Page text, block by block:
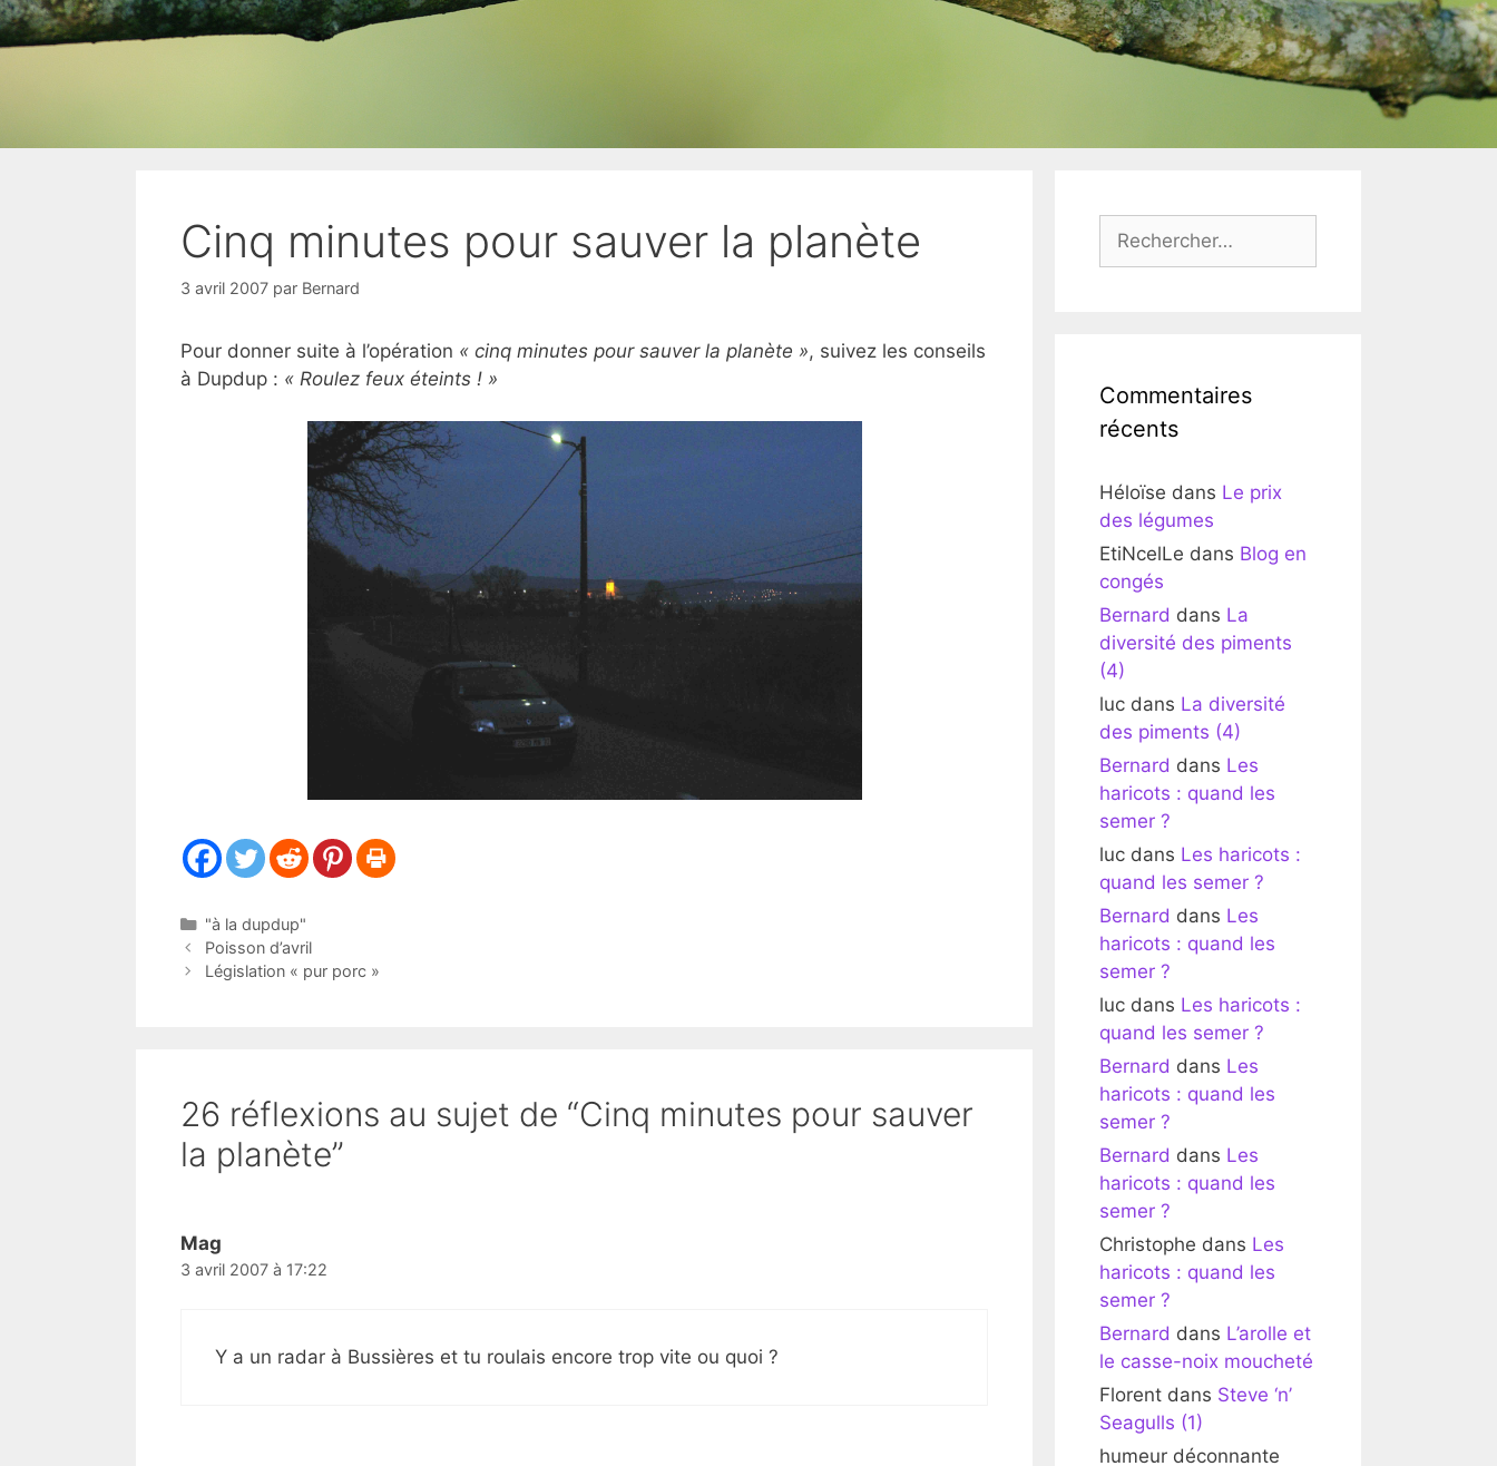
Cinq minutes pour sauver la planète
3 avril 2007 par Bernard
Pour donner suite à l’opération « cinq minutes pour sauver la planète », suivez les conseils
à Dupdup : « Roulez feux éteints ! »
Catégories
"à la dupdup"
Poisson d’avril
Législation « pur porc »
26 réflexions au sujet de “Cinq minutes pour sauver
la planète”
Mag
3 avril 2007 à 17:22
Y a un radar à Bussières et tu roulais encore trop vite ou quoi ?
Commentaires
récents
Héloïse dans Le prix
des légumes
EtiNcelLe dans Blog en
congés
Bernard dans La
diversité des piments
(4)
luc dans La diversité
des piments (4)
Bernard dans Les
haricots : quand les
semer ?
luc dans Les haricots :
quand les semer ?
Bernard dans Les
haricots : quand les
semer ?
luc dans Les haricots :
quand les semer ?
Bernard dans Les
haricots : quand les
semer ?
Bernard dans Les
haricots : quand les
semer ?
Christophe dans Les
haricots : quand les
semer ?
Bernard dans L’arolle et
le casse-noix moucheté
Florent dans Steve ‘n’
Seagulls (1)
humeur déconnante